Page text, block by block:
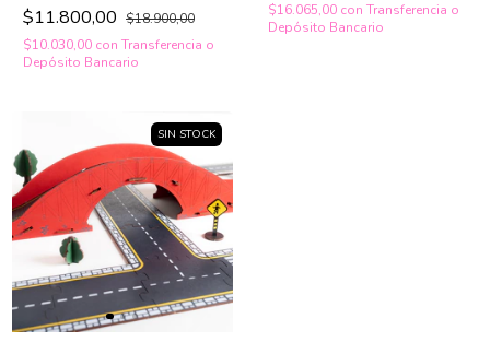
$11.800,00 $18.900,00
$10.030,00 con Transferencia o
Depósito Bancario
$16.065,00 con Transferencia o
Depósito Bancario
SIN STOCK